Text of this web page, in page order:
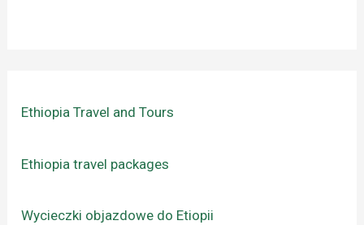
Ethiopia Travel and Tours
Ethiopia travel packages
Wycieczki objazdowe do Etiopii